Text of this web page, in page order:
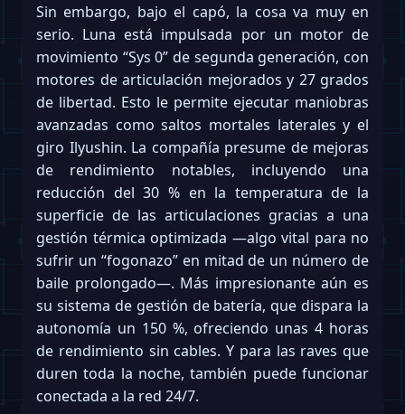
Sin embargo, bajo el capó, la cosa va muy en
serio. Luna está impulsada por un motor de
movimiento “Sys 0” de segunda generación, con
motores de articulación mejorados y 27 grados
de libertad. Esto le permite ejecutar maniobras
avanzadas como saltos mortales laterales y el
giro Ilyushin. La compañía presume de mejoras
de rendimiento notables, incluyendo una
reducción del 30 % en la temperatura de la
superficie de las articulaciones gracias a una
gestión térmica optimizada —algo vital para no
sufrir un “fogonazo” en mitad de un número de
baile prolongado—. Más impresionante aún es
su sistema de gestión de batería, que dispara la
autonomía un 150 %, ofreciendo unas 4 horas
de rendimiento sin cables. Y para las raves que
duren toda la noche, también puede funcionar
conectada a la red 24/7.